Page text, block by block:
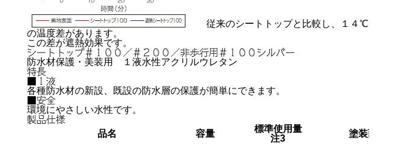
従来のシートトップと比較し、１４℃
の温度差があります。
この差が遮熱効果です。
シートトップ＃１００／＃２００／非歩行用＃１００シルバー
防水材保護・美装用 １液水性アクリルウレタン
特長
■１液
各種防水材の新設、既設の防水層の保護が簡単にできます。
■安全
環境にやさしい水性です。
製品仕様
品名 容量
標準使用量
注3
塗装面積